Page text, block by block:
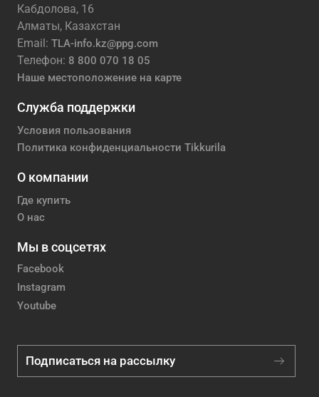
Кабдолова, 16
Алматы, Казахстан
Email: TLA-info.kz@ppg.com
Телефон: 8 800 070 18 05
Наше местоположение на карте
Служба поддержки
Условия пользования
Политика конфиденциальности Tikkurila
О компании
Где купить
О нас
Мы в соцсетях
Facebook
Instagram
Youtube
Подписаться на рассылку